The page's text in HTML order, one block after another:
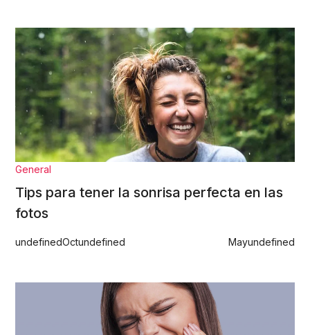
General
Tips para tener la sonrisa perfecta en las
fotos
undefinedOctundefined Mayundefined